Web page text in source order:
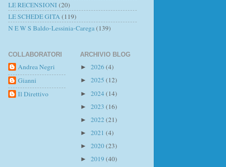
LE RECENSIONI (20)
LE SCHEDE GITA (119)
N E W S Baldo-Lessinia-Carega (139)
COLLABORATORI
Andrea Negri
Gianni
Il Direttivo
ARCHIVIO BLOG
► 2026(4)
► 2025 (12)
► 2024(14)
► 2023 (16)
► 2022 (21)
► 2021 (4)
► 2020(23)
► 2019 (40)